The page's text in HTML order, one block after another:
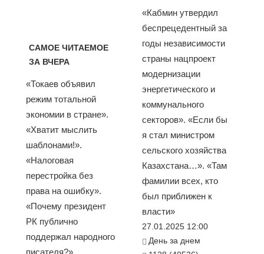
САМОЕ ЧИТАЕМОЕ
ЗА ВЧЕРА
«Токаев объявил
режим тотальной
экономии в стране».
«Хватит мыслить
шаблонами!».
«Налоговая
перестройка без
права на ошибку».
«Почему президент
РК публично
поддержал народного
«Кабмин утвердил
беспрецедентный за
годы независимости
страны нацпроект
модернизации
энергетического и
коммунального
секторов». «Если бы
я стал министром
сельского хозяйства
Казахстана…». «Там
фамилии всех, кто
был приближен к
власти»
27.01.2025 12:00
День за днем